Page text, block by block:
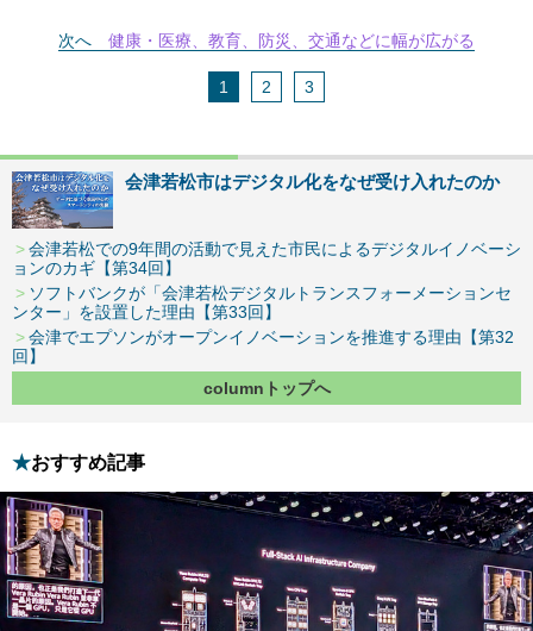
次へ 健康・医療、教育、防災、交通などに幅が広がる
1 2 3
会津若松市はデジタル化をなぜ受け入れたのか
会津若松での9年間の活動で見えた市民によるデジタルイノベーシ
ョンのカギ【第34回】
ソフトバンクが「会津若松デジタルトランスフォーメーションセ
ンター」を設置した理由【第33回】
会津でエプソンがオープンイノベーションを推進する理由【第32
回】
columnトップへ
おすすめ記事